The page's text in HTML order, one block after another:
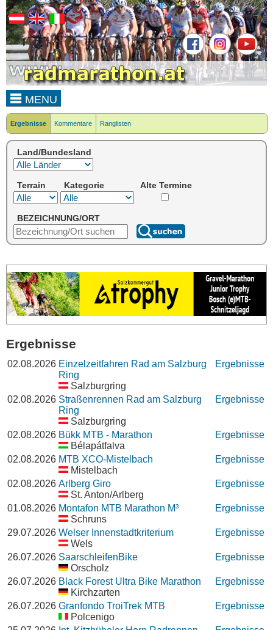
MENU
Ergebnisse Kommentare Ranglisten
Land/Bundesland
Terrain Kategorie Alte Termine
BEZEICHNUNG/ORT
Ergebnisse
02.08.2026 Einzelzeitfahren Rad am Salzburg
Ring
Salzburgring
Ergebnisse
02.08.2026 Straßenrennen Rad am Salzburg
Ring
Salzburgring
Ergebnisse
02.08.2026 Bükk MTB - Marathon
Bélapátfalva
Ergebnisse
02.08.2026 MTB XCO-Mistelbach
Mistelbach
Ergebnisse
02.08.2026 Arlberg Giro
St. Anton/Arlberg
Ergebnisse
01.08.2026 Montafon MTB Marathon M³
Schruns
Ergebnisse
29.07.2026 Welser Innenstadtkriterium
Wels
Ergebnisse
26.07.2026 SaarschleifenBike
Orscholz
Ergebnisse
26.07.2026 Black Forest Ultra Bike Marathon
Kirchzarten
Ergebnisse
26.07.2026 Granfondo TroiTrek MTB
Polcenigo
Ergebnisse